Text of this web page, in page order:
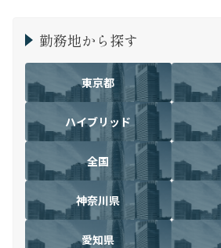
勤務地から探す
東京都
ハイブリッド
全国
神奈川県
愛知県